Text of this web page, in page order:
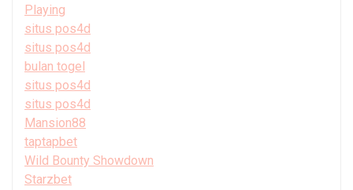
Playing
situs pos4d
situs pos4d
bulan togel
situs pos4d
situs pos4d
Mansion88
taptapbet
Wild Bounty Showdown
Starzbet